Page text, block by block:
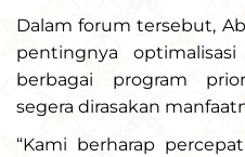
Dalam forum tersebut,
pentingnya
berbagai program
segera dirasakan
“Kami berharap